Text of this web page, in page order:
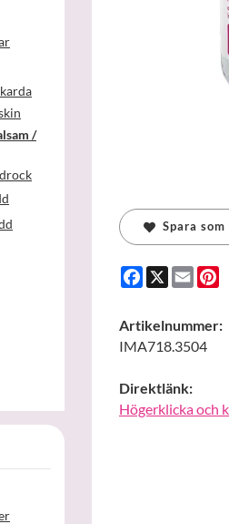
/
Spara
Facebook
X Email
Artikelnummer:
IMA718.3504
Direktlänk:
Högerklicka och